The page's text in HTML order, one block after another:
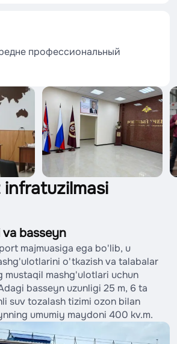
профессиональный
va basseyn
majmuasiga ega bo'lib, u
o'tkazish va talabalar
mashg'ulotlari uchun
basseyn uzunligi 25 m, 6 ta
suv tozalash tizimi ozon bilan
umumiy maydoni 400 kv.m.